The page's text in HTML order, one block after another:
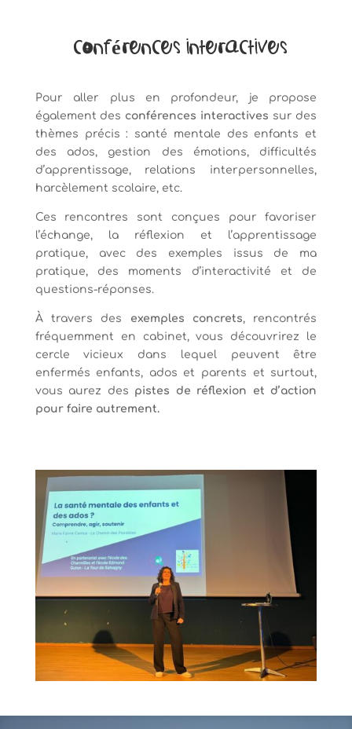
Conférences interactives
Pour aller plus en profondeur, je propose
également des conférences interactives sur des
thèmes précis : santé mentale des enfants et
des ados, gestion des émotions, difficultés
d’apprentissage, relations interpersonnelles,
harcèlement scolaire, etc.
Ces rencontres sont conçues pour favoriser
l’échange, la réflexion et l’apprentissage
pratique, avec des exemples issus de ma
pratique, des moments d’interactivité et de
questions-réponses.
À travers des exemples concrets, rencontrés
fréquemment en cabinet, vous découvrirez le
cercle vicieux dans lequel peuvent être
enfermés enfants, ados et parents et surtout,
vous aurez des pistes de réflexion et d’action
pour faire autrement.